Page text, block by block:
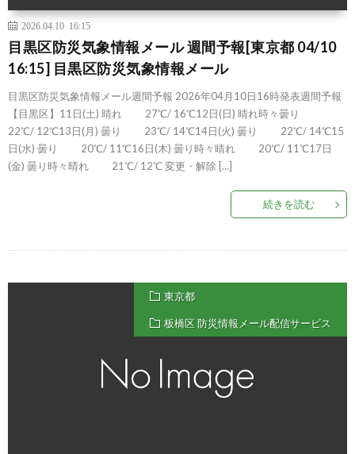
2026.04.10 16:15
目黒区防災気象情報メール 週間予報[東京都 04/10
16:15] 目黒区防災気象情報メール
目黒区防災気象情報メール週間予報 2026年04月10日16時発表週間予報
【目黒区】11日(土) 晴れ 27℃/ 16℃12日(日) 晴れ時々曇り
22℃/ 12℃13日(月) 曇り 23℃/ 14℃14日(火) 曇り 22℃/ 14℃15
日(水) 曇り 20℃/ 11℃16日(木) 曇り時々晴れ 20℃/ 11℃17日
(金) 曇り時々晴れ 21℃/ 12℃ 変更・解除 […]
続きを読む
東京都
板橋区 防災情報メール配信サービス